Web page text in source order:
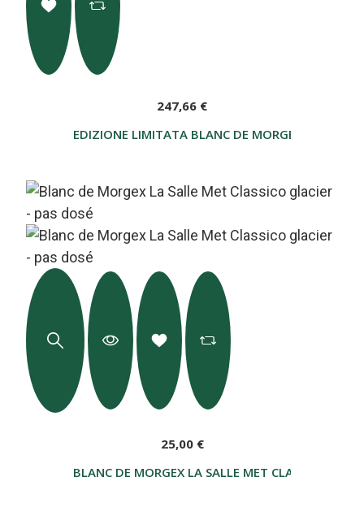
EDIZIONE LIMITATA BLANC DE MORGEX LA
247,66 €
BLANC DE MORGEX LA SALLE MET CLASSICO
25,00 €